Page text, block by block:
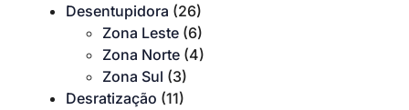
Desentupidora (26)
Zona Leste (6)
Zona Norte (4)
Zona Sul (3)
Desratização (11)